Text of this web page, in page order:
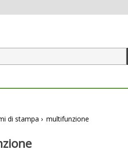
di stampa › multifunzione